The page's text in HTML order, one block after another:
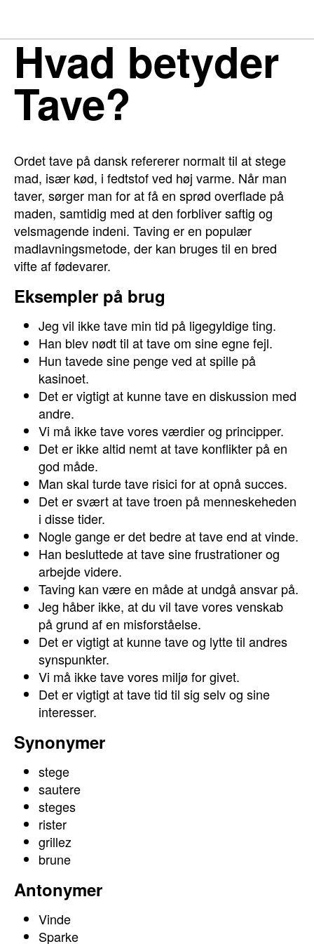
Hvad betyder
Tave?
Ordet tave på dansk refererer normalt til at stege
mad, især kød, i fedtstof ved høj varme. Når man
taver, sørger man for at få en sprød overflade på
maden, samtidig med at den forbliver saftig og
velsmagende indeni. Taving er en populær
madlavningsmetode, der kan bruges til en bred
vifte af fødevarer.
Eksempler på brug
Jeg vil ikke tave min tid på ligegyldige ting.
Han blev nødt til at tave om sine egne fejl.
Hun tavede sine penge ved at spille på
kasinoet.
Det er vigtigt at kunne tave en diskussion med
andre.
Vi må ikke tave vores værdier og principper.
Det er ikke altid nemt at tave konflikter på en
god måde.
Man skal turde tave risici for at opnå succes.
Det er svært at tave troen på menneskeheden
i disse tider.
Nogle gange er det bedre at tave end at vinde.
Han besluttede at tave sine frustrationer og
arbejde videre.
Taving kan være en måde at undgå ansvar på.
Jeg håber ikke, at du vil tave vores venskab
på grund af en misforståelse.
Det er vigtigt at kunne tave og lytte til andres
synspunkter.
Vi må ikke tave vores miljø for givet.
Det er vigtigt at tave tid til sig selv og sine
interesser.
Synonymer
stege
sautere
steges
rister
grillez
brune
Antonymer
Vinde
Sparke